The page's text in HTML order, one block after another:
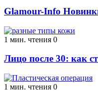
Glamour-Info
1 мин. чтения 0
Лицо после 30: как
1 мин. чтения 0